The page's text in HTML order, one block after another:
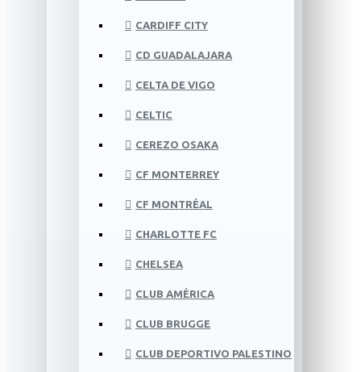
CARDIFF CITY
CD GUADALAJARA
CELTA DE VIGO
CELTIC
CEREZO OSAKA
CF MONTERREY
CF MONTRÉAL
CHARLOTTE FC
CHELSEA
CLUB AMÉRICA
CLUB BRUGGE
CLUB DEPORTIVO PALESTINO